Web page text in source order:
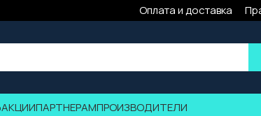
Оплата и доставка
АКЦИИПАРТНЕРАМПРОИЗВОДИТЕЛИ